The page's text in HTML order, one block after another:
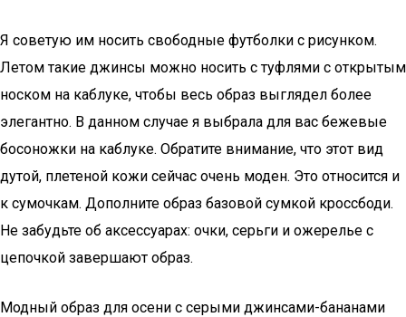
Я советую им носить свободные футболки с рисунком.
Летом такие джинсы можно носить с туфлями с открытым
носком на каблуке, чтобы весь образ выглядел более
элегантно. В данном случае я выбрала для вас бежевые
босоножки на каблуке. Обратите внимание, что этот вид
дутой, плетеной кожи сейчас очень моден. Это относится и
к сумочкам. Дополните образ базовой сумкой кроссбоди.
Не забудьте об аксессуарах: очки, серьги и ожерелье с
цепочкой завершают образ.
Модный образ для осени с серыми джинсами-бананами